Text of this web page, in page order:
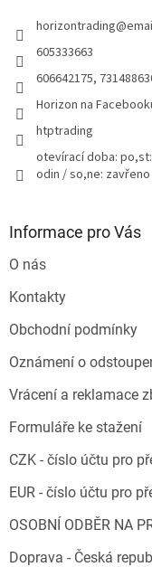
horizontrading@
605333663
606642175,
Horizon na
htptrading
otevírací doba: po,st:
odin / so,ne: zavřeno
Informace pro Vás
O nás
Kontakty
Obchodní podmínky
Oznámení o
Vrácení a reklamace
Formuláře ke stažení
CZK - číslo účtu pro
EUR - číslo účtu pro
OSOBNÍ ODBĚR NA
Doprava - Česká